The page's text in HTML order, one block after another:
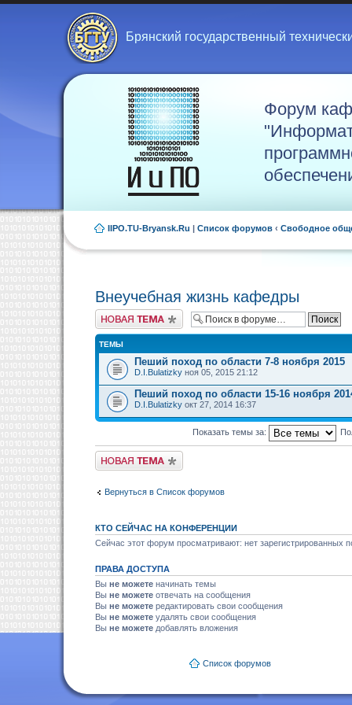
Брянский государственный
Форум
IIPO.TU-Bryansk.Ru | Список форумов ‹ Свободное
Внеучебная жизнь кафедры
Новая тема
ТЕМЫ
Пеший поход по области 7-8 ноября 2015
D.I.Bulatizky ноя 05, 2015 21:12
Пеший поход по области 15-16 ноября
D.I.Bulatizky окт 27, 2014 16:37
Показать темы за:
Новая тема
Вернуться в Список форумов
КТО СЕЙЧАС НА КОНФЕРЕНЦИИ
Сейчас этот форум просматривают: нет зарегистрированных
ПРАВА ДОСТУПА
Вы не можете начинать темы
Вы не можете отвечать на сообщения
Вы не можете редактировать свои сообщения
Вы не можете удалять свои сообщения
Вы не можете добавлять вложения
Список форумов